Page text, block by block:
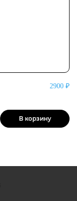
2900 ₽
В корзину